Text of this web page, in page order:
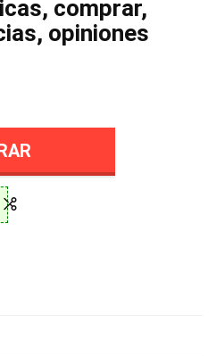
comprar,
opiniones